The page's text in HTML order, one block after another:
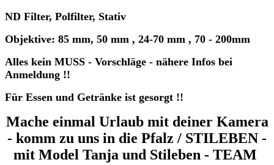
ND Filter, Polfilter, Stativ
Objektive: 85 mm, 50 mm , 24-70 mm , 70 - 200mm
Alles kein MUSS - Vorschläge - nähere Infos bei
Anmeldung !!
Für Essen und Getränke ist gesorgt !!
Mache einmal Urlaub mit deiner Kamera
- komm zu uns in die Pfalz / STILEBEN -
mit Model Tanja und Stileben - TEAM